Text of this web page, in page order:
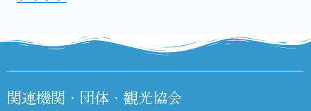
関連機関・団体・観光協会